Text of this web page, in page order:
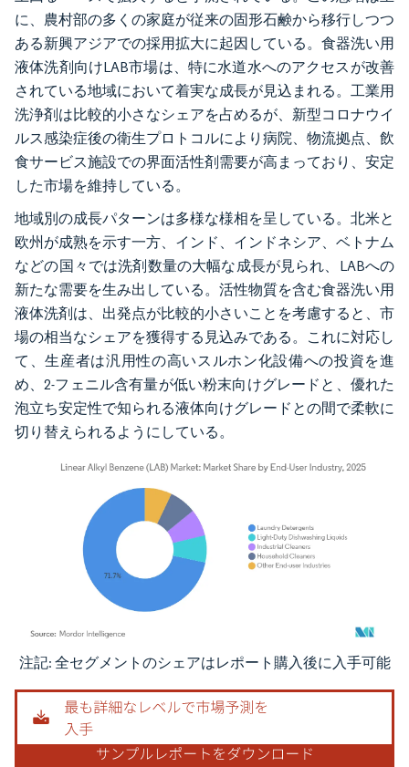
に、農村部の多くの家庭が従来の固形石鹸から移行しつつ
ある新興アジアでの採用拡大に起因している。食器洗い用
液体洗剤向けLAB市場は、特に水道水へのアクセスが改善
されている地域において着実な成長が見込まれる。工業用
洗浄剤は比較的小さなシェアを占めるが、新型コロナウイ
ルス感染症後の衛生プロトコルにより病院、物流拠点、飲
食サービス施設での界面活性剤需要が高まっており、安定
した市場を維持している。
地域別の成長パターンは多様な様相を呈している。北米と
欧州が成熟を示す一方、インド、インドネシア、ベトナム
などの国々では洗剤数量の大幅な成長が見られ、LABへの
新たな需要を生み出している。活性物質を含む食器洗い用
液体洗剤は、出発点が比較的小さいことを考慮すると、市
場の相当なシェアを獲得する見込みである。これに対応し
て、生産者は汎用性の高いスルホン化設備への投資を進
め、2-フェニル含有量が低い粉末向けグレードと、優れた
泡立ち安定性で知られる液体向けグレードとの間で柔軟に
切り替えられるようにしている。
画像 © Mordor Intelligence。再利用にはCC BY 4.0の表示が必要です。
注記: 全セグメントのシェアはレポート購入後に入手可能